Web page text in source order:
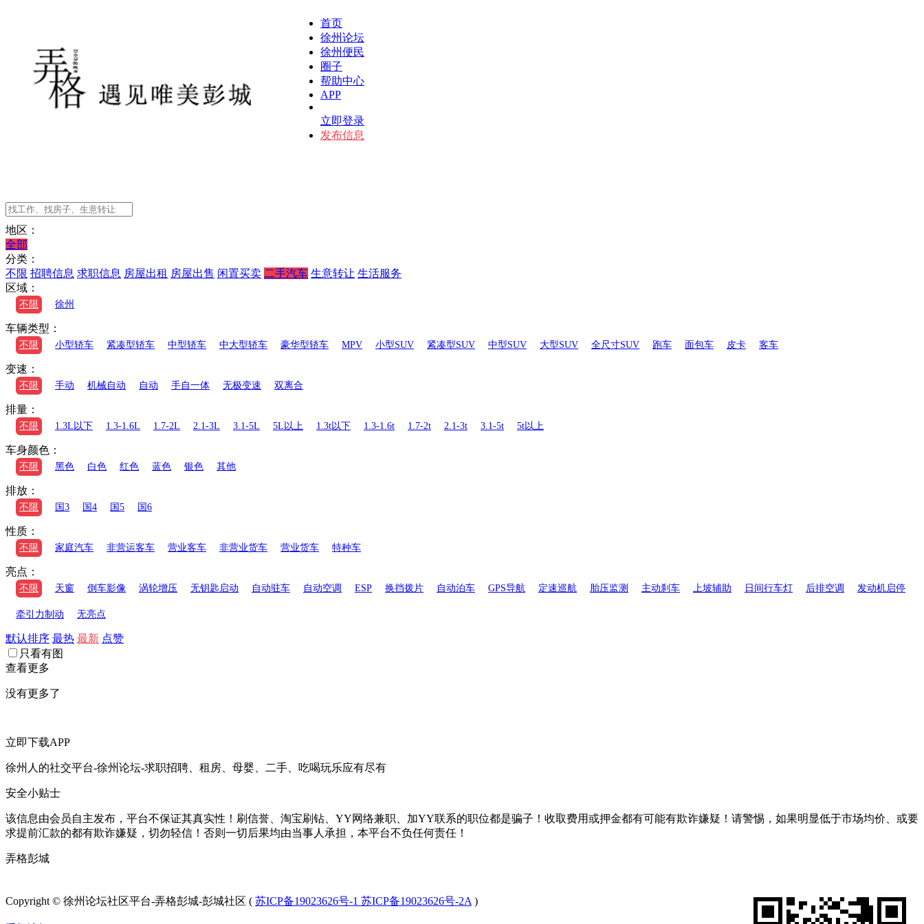
首页
徐州论坛
徐州便民
圈子
帮助中心
APP
立即登录
发布信息
地区：
全部
分类：
不限 招聘信息 求职信息 房屋出租 房屋出售 闲置买卖 二手汽车 生意转让 生活服务
区域：
不限 徐州
车辆类型：
不限 小型轿车 紧凑型轿车 中型轿车 中大型轿车 豪华型轿车 MPV 小型SUV 紧凑型SUV 中型SUV 大型SUV 全尺寸SUV 跑车 面包车 皮卡 客车
变速：
不限 手动 机械自动 自动 手自一体 无极变速 双离合
排量：
不限 1.3L以下 1.3-1.6L 1.7-2L 2.1-3L 3.1-5L 5L以上 1.3t以下 1.3-1.6t 1.7-2t 2.1-3t 3.1-5t 5t以上
车身颜色：
不限 黑色 白色 红色 蓝色 银色 其他
排放：
不限 国3 国4 国5 国6
性质：
不限 家庭汽车 非营运客车 营业客车 非营业货车 营业货车 特种车
亮点：
不限 天窗 倒车影像 涡轮增压 无钥匙启动 自动驻车 自动空调 ESP 换挡拨片 自动泊车 GPS导航 定速巡航 胎压监测 主动刹车 上坡辅助 日间行车灯 后排空调 发动机启停
牵引力制动 无亮点
默认排序 最热 最新 点赞
只看有图
查看更多
没有更多了
立即下载APP
徐州人的社交平台-徐州论坛-求职招聘、租房、母婴、二手、吃喝玩乐应有尽有
安全小贴士
该信息由会员自主发布，平台不保证其真实性！刷信誉、淘宝刷钻、YY网络兼职、加YY联系的职位都是骗子！收取费用或押金都有可能有欺诈嫌疑！请警惕，如果明显低于市场均价、或要
求提前汇款的都有欺诈嫌疑，切勿轻信！否则一切后果均由当事人承担，本平台不负任何责任！
弄格彭城
Copyright © 徐州论坛社区平台-弄格彭城-彭城社区 ( 苏ICP备19023626号-1 苏ICP备19023626号-2A )